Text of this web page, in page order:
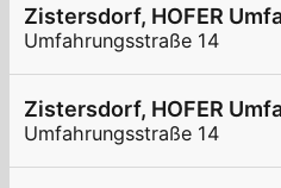
Zistersdorf, HOFER
Umfahrungsstraße 14
Zistersdorf, HOFER
Umfahrungsstraße 14